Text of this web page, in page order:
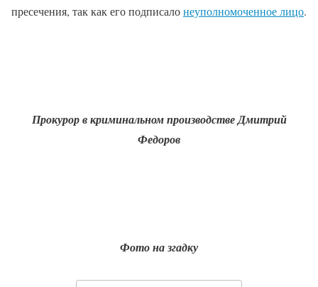
пресечения, так как его подписалонеуполномоченное лицо.
Прокурор в криминальном производстве Дмитрий
Федоров
Фото на згадку